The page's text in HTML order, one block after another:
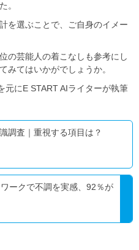
。
を選ぶことで、ご自身のイメー
の芸能人の着こなしも参考にし
みてはいかがでしょうか。
にE START AIライターが執筆
調査｜重視する項目は？
ークで不調を実感、92％が